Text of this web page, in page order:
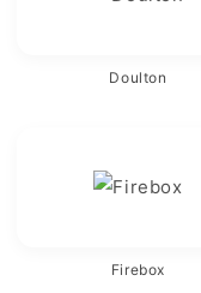
Doulton
Firebox